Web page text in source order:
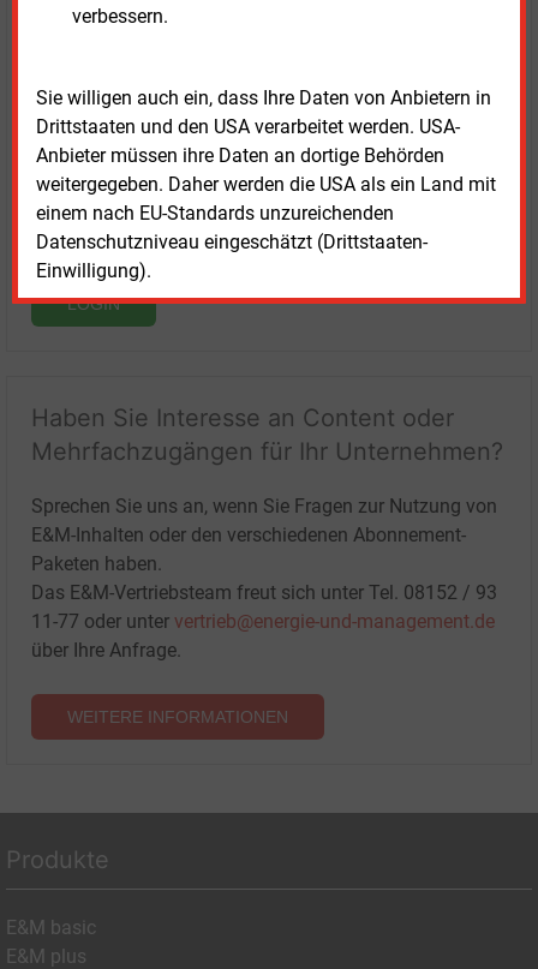
verbessern.
Sie willigen auch ein, dass Ihre Daten von Anbietern in
Drittstaaten und den USA verarbeitet werden. USA-
Anbieter müssen ihre Daten an dortige Behörden
weitergegeben. Daher werden die USA als ein Land mit
einem nach EU-Standards unzureichenden
Datenschutzniveau eingeschätzt (Drittstaaten-
Einwilligung).
LOGIN
Haben Sie Interesse an Content oder
Mehrfachzugängen für Ihr Unternehmen?
Sprechen Sie uns an, wenn Sie Fragen zur Nutzung von
E&M-Inhalten oder den verschiedenen Abonnement-
Paketen haben.
Das E&M-Vertriebsteam freut sich unter Tel. 08152 / 93
11-77 oder unter vertrieb@energie-und-management.de
über Ihre Anfrage.
WEITERE INFORMATIONEN
Produkte
E&M basic
E&M plus